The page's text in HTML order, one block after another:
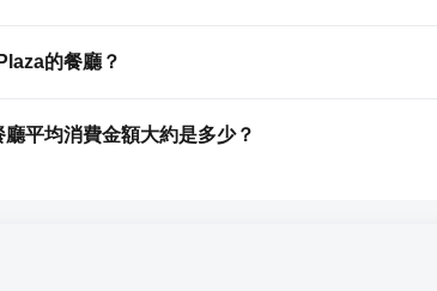
的餐廳？
平均消費金額大約是多少？